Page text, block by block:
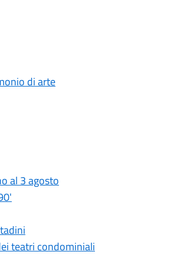
di arte
al 3 agosto
teatri condominiali